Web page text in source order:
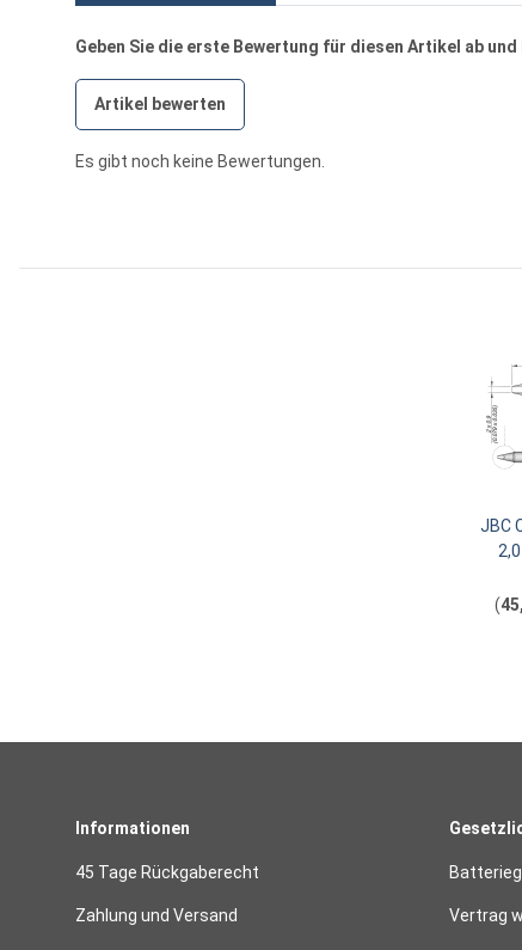
Geben Sie die erste Bewertung für diesen Artikel ab
Artikel bewerten
Es gibt noch keine Bewertungen.
JBC
(
Informationen
45 Tage Rückgaberecht
Zahlung und Versand Vertrag